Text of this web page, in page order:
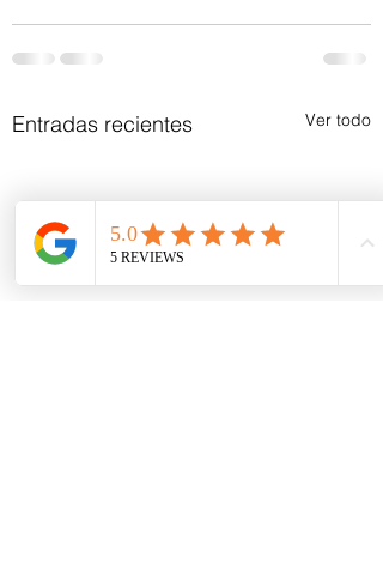
Entradas recientes Ver todo